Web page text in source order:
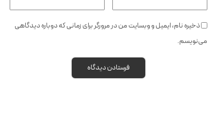
ذخیره نام، ایمیل و وبسایت من در مرورگر برای زمانی که دوباره دیدگاهی
می‌نویسم.